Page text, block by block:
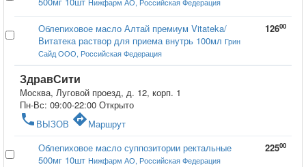
Облепиховое масло Алтай премиум Vitateka/
Витатека раствор для приема внутрь 100мл Грин
Сайд ООО, Российская Федерация
12600
ЗдравСити
Москва, Луговой проезд, д. 12, корп. 1
Пн-Вс: 09:00-22:00 Открыто
phone ВЫЗОВ directionsМаршрут
Облепиховое масло суппозитории ректальные
500мг 10шт Нижфарм АО, Российская Федерация
22500